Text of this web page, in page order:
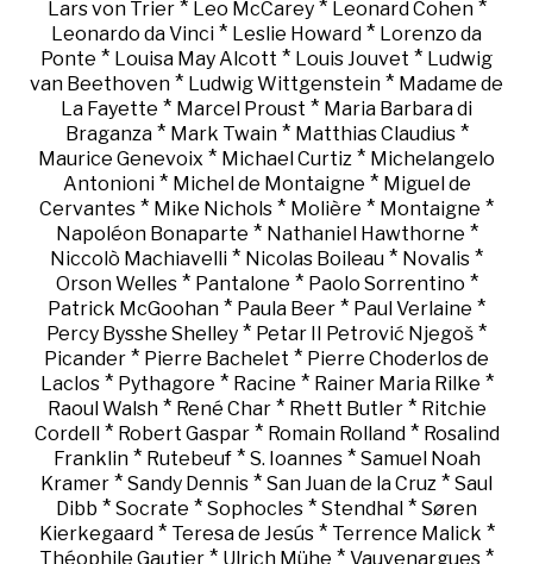
Lars von Trier* Leo McCarey* Leonard Cohen*
Leonardo da Vinci * Leslie Howard * Lorenzo da
Ponte * Louisa May Alcott * Louis Jouvet * Ludwig
van Beethoven * Ludwig Wittgenstein * Madame de
La Fayette * Marcel Proust * Maria Barbara di
Braganza* Mark Twain* Matthias Claudius*
Maurice Genevoix * Michael Curtiz * Michelangelo
Antonioni* Michel de Montaigne * Miguel de
Cervantes * Mike Nichols * Molière * Montaigne *
Napoléon Bonaparte * Nathaniel Hawthorne *
Niccolò Machiavelli * Nicolas Boileau * Novalis *
Orson Welles* Pantalone * Paolo Sorrentino *
Patrick McGoohan * Paula Beer * Paul Verlaine *
Percy Bysshe Shelley * Petar II Petrović Njegoš *
Picander * Pierre Bachelet * Pierre Choderlos de
Laclos* Pythagore * Racine * Rainer Maria Rilke *
Raoul Walsh* René Char* Rhett Butler* Ritchie
Cordell * Robert Gaspar* Romain Rolland* Rosalind
Franklin* Rutebeuf* S. Ioannes* Samuel Noah
Kramer * Sandy Dennis * San Juan de la Cruz * Saul
Dibb * Socrate * Sophocles * Stendhal * Søren
Kierkegaard* Teresa de Jesús* Terrence Malick *
Théophile Gautier * Ulrich Mühe * Vauvenargues *